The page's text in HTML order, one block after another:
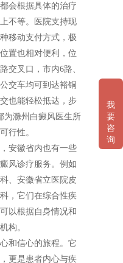
会根据具体的治疗
不等。医院支持现
移动支付方式，极
置也相对便利，位
交叉口，市内6路、
交车均可到达裕铜
也能轻松抵达，步
为滁州白癜风医生所
行性。
安徽省内也有一些
风诊疗服务。例如
、安徽省立医院皮
，它们在综合性疾
以根据自身情况和
构。
和信心的旅程。它
更是患者内心与疾
我
要
咨
询